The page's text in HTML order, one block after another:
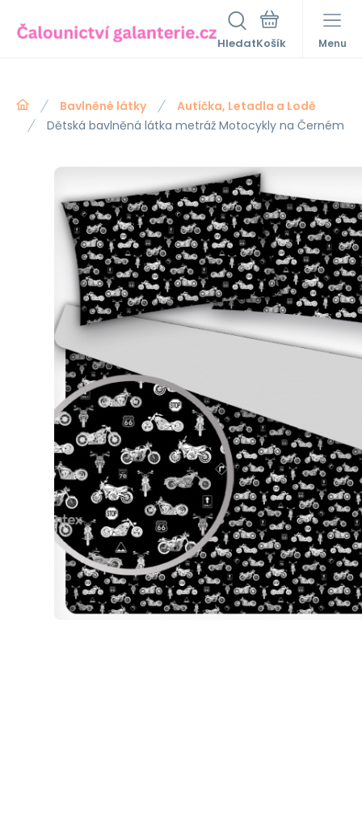
Hledat Menu
Bavlněné látky
Autíčka, Letadla a Lodě
Dětská bavlněná látka metráž Motocykly na Černém